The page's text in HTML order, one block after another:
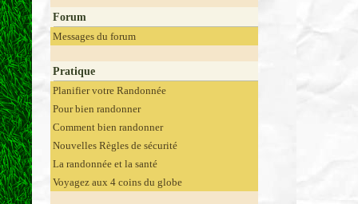
Forum
Messages du forum
Pratique
Planifier votre Randonnée
Pour bien randonner
Comment bien randonner
Nouvelles Règles de sécurité
La randonnée et la santé
Voyagez aux 4 coins du globe